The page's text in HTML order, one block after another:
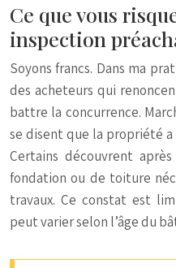
Ce que vous
inspection
Soyons francs. Dans ma
des acheteurs qui
battre la concurrence.
se disent que la propriété a
Certains découvrent
fondation ou de toiture
travaux. Ce constat est
peut varier selon l’âge du